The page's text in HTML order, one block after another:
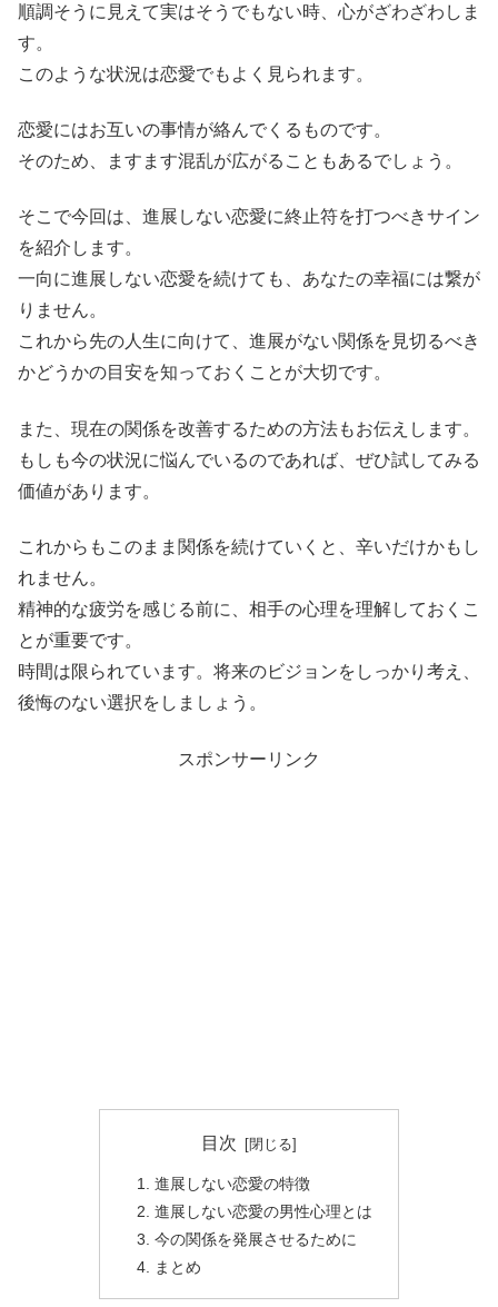
順調そうに見えて実はそうでもない時、心がざわざわしま
す。
このような状況は恋愛でもよく見られます。
恋愛にはお互いの事情が絡んでくるものです。
そのため、ますます混乱が広がることもあるでしょう。
そこで今回は、進展しない恋愛に終止符を打つべきサイン
を紹介します。
一向に進展しない恋愛を続けても、あなたの幸福には繋が
りません。
これから先の人生に向けて、進展がない関係を見切るべき
かどうかの目安を知っておくことが大切です。
また、現在の関係を改善するための方法もお伝えします。
もしも今の状況に悩んでいるのであれば、ぜひ試してみる
価値があります。
これからもこのまま関係を続けていくと、辛いだけかもし
れません。
精神的な疲労を感じる前に、相手の心理を理解しておくこ
とが重要です。
時間は限られています。将来のビジョンをしっかり考え、
後悔のない選択をしましょう。
スポンサーリンク
目次
進展しない恋愛の特徴
進展しない恋愛の男性心理とは
今の関係を発展させるために
まとめ